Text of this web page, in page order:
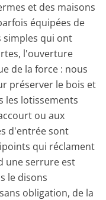
et des maisons
équipées de
simples qui ont
l'ouverture
de la force : nous
préserver le bois et
les lotissements
ou aux
d'entrée sont
qui réclament
une serrure est
le disons
obligation, de la